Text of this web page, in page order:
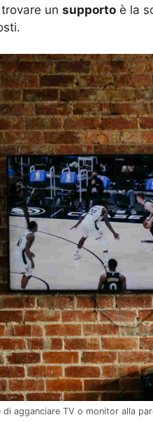
un supporto è la
agganciare TV o monitor alla